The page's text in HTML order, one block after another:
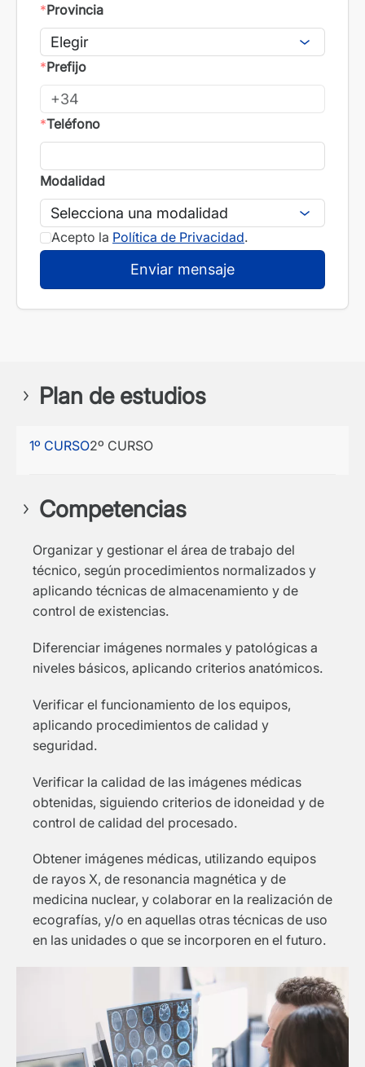
*Provincia
*Prefijo
*Teléfono
Modalidad
Acepto la Política de Privacidad.
Plan de estudios
1º CURSO2º CURSO
Competencias
Organizar y gestionar el área de trabajo del
técnico, según procedimientos normalizados y
aplicando técnicas de almacenamiento y de
control de existencias.
Diferenciar imágenes normales y patológicas a
niveles básicos, aplicando criterios anatómicos.
Verificar el funcionamiento de los equipos,
aplicando procedimientos de calidad y
seguridad.
Verificar la calidad de las imágenes médicas
obtenidas, siguiendo criterios de idoneidad y de
control de calidad del procesado.
Obtener imágenes médicas, utilizando equipos
de rayos X, de resonancia magnética y de
medicina nuclear, y colaborar en la realización de
ecografías, y/o en aquellas otras técnicas de uso
en las unidades o que se incorporen en el futuro.